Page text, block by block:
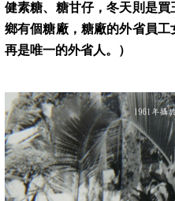
健素糖、糖甘仔，冬天則是
鄉有個糖廠，糖廠的外省員
再是唯一的外省人。）